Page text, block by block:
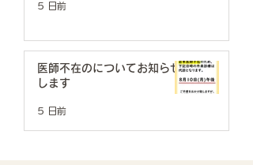
5 日前
医師不在のについてお知らせ
します
5 日前